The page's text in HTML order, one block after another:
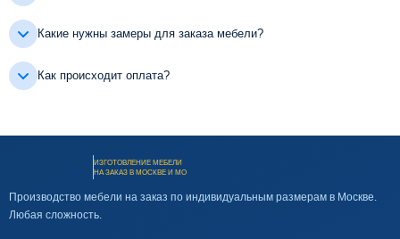
Какие нужны замеры для заказа мебели?
Как происходит оплата?
ИЗГОТОВЛЕНИЕ МЕБЕЛИ
НА ЗАКАЗ В МОСКВЕ И МО
Производство мебели на заказ по индивидуальным размерам в Москве.
Любая сложность.